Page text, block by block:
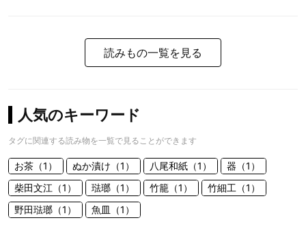
読みもの一覧を見る
人気のキーワード
タグに関連する読み物を一覧で見ることができます
お茶（1） ぬか漬け（1） 八尾和紙（1）
器（1）
柴田文江（1）
琺瑯（1） 竹籠（1）
竹細工（1）
野田琺瑯（1）
魚皿（1）